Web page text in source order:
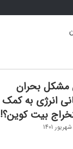
بحران
انرژی به کمک
بیت کوین؟!